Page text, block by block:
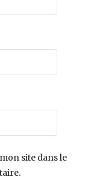
site dans le